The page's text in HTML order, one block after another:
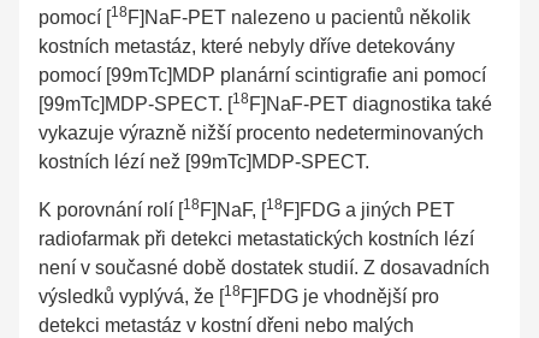
pomocí [18F]NaF-PET nalezeno u pacientů několik
kostních metastáz, které nebyly dříve detekovány
pomocí [99mTc]MDP planární scintigrafie ani pomocí
[99mTc]MDP-SPECT. [18F]NaF-PET diagnostika také
vykazuje výrazně nižší procento nedeterminovaných
kostních lézí než [99mTc]MDP-SPECT.
K porovnání rolí [18F]NaF, [18F]FDG a jiných PET
radiofarmak při detekci metastatických kostních lézí
není v současné době dostatek studií. Z dosavadních
výsledků vyplývá, že [18F]FDG je vhodnější pro
detekci metastáz v kostní dřeni nebo malých